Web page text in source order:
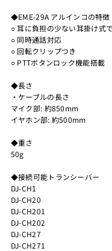
◆EME-29A アルインコの特徴
○ 耳に負担の少ない耳掛け式
○ 同時通話対応
○ 回転クリップつき
○ PTTボタンロック機能搭載
◆長さ
・ケーブルの長さ
マイク部: 約850mm
イヤホン部: 約500mm
◆重さ
50g
◆接続可能トランシーバー
DJ-CH1
DJ-CH20
DJ-CH201
DJ-CH202
DJ-CH27
DJ-CH271